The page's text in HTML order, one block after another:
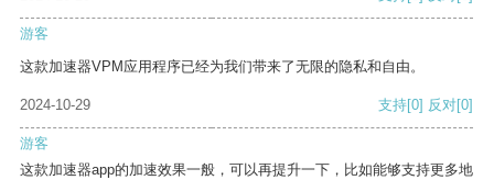
游客
这款加速器VPM应用程序已经为我们带来了无限的隐私和自由。
2024-10-29 支持[0] 反对[0]
游客
这款加速器app的加速效果一般，可以再提升一下，比如能够支持更多地